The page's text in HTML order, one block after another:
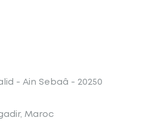
- Ain Sebaâ - 20250
Maroc